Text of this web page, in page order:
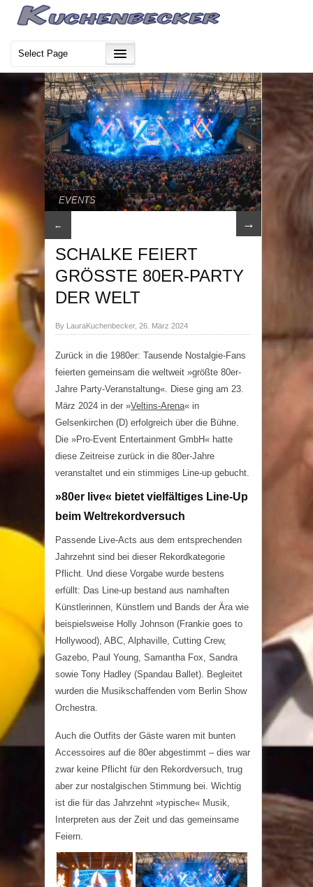
EVENTS
← →
SCHALKE FEIERT
GRÖSSTE 80ER-PARTY
DER WELT
By LauraKuchenbecker, 26. März 2024
Zurück in die 1980er: Tausende Nostalgie-Fans
feierten gemeinsam die weltweit »größte 80er-
Jahre Party-Veranstaltung«. Diese ging am 23.
März 2024 in der »Veltins-Arena« in
Gelsenkirchen (D) erfolgreich über die Bühne.
Die »Pro-Event Entertainment GmbH« hatte
diese Zeitreise zurück in die 80er-Jahre
veranstaltet und ein stimmiges Line-up gebucht.
»80er live« bietet vielfältiges Line-Up
beim Weltrekordversuch
Passende Live-Acts aus dem entsprechenden
Jahrzehnt sind bei dieser Rekordkategorie
Pflicht. Und diese Vorgabe wurde bestens
erfüllt: Das Line-up bestand aus namhaften
Künstlerinnen, Künstlern und Bands der Ära wie
beispielsweise Holly Johnson (Frankie goes to
Hollywood), ABC, Alphaville, Cutting Crew,
Gazebo, Paul Young, Samantha Fox, Sandra
sowie Tony Hadley (Spandau Ballet). Begleitet
wurden die Musikschaffenden vom Berlin Show
Orchestra.
Auch die Outfits der Gäste waren mit bunten
Accessoires auf die 80er abgestimmt – dies war
zwar keine Pflicht für den Rekordversuch, trug
aber zur nostalgischen Stimmung bei. Wichtig
ist die für das Jahrzehnt »typische« Musik,
Interpreten aus der Zeit und das gemeinsame
Feiern.